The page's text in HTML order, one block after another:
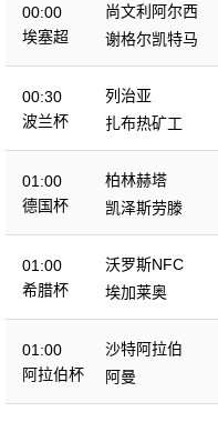
00:00
埃塞超
尚文利阿尔西
谢格尔凯特马
00:30
波兰杯
列治亚
扎布热矿工
01:00
德国杯
柏林赫塔
凯泽斯劳滕
01:00
希腊杯
沃罗斯NFC
埃加莱奥
01:00
阿拉伯杯
沙特阿拉伯
阿曼